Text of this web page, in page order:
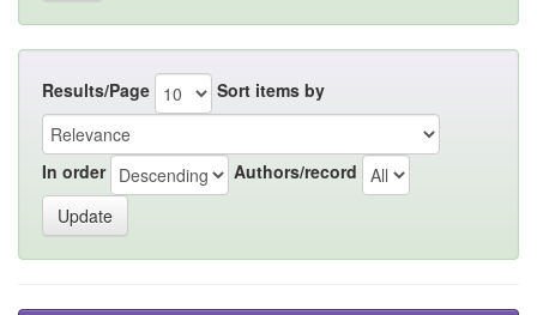
Results/Page Sort items by
In order Authors/record